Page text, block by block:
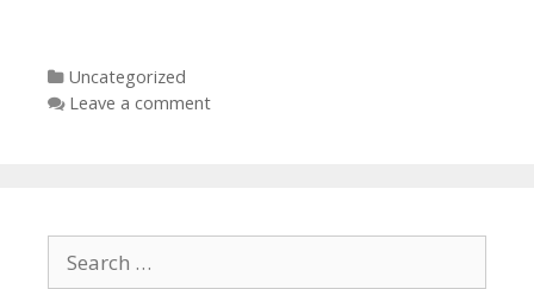
Categories
Uncategorized
Leave a comment
Search for: